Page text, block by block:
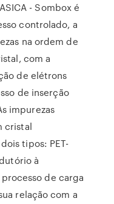
- Sombox é
controlado, a
na ordem de
com a
de elétrons
de inserção
impurezas
cristal
tipos: PET-
à
de carga
relação com a